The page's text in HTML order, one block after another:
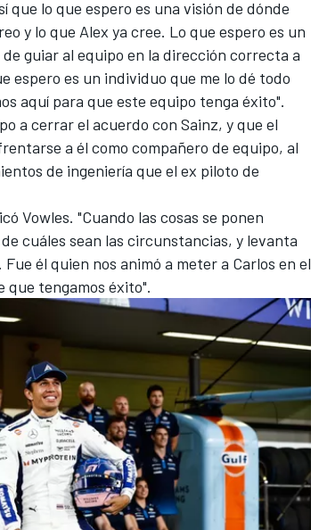
que lo que espero es una visión de dónde
y lo que Alex ya cree. Lo que espero es un
guiar al equipo en la dirección correcta a
espero es un individuo que me lo dé todo
aquí para que este equipo tenga éxito".
a cerrar el acuerdo con Sainz, y que el
a él como compañero de equipo, al
de ingeniería que el ex piloto de
Vowles. "Cuando las cosas se ponen
cuáles sean las circunstancias, y levanta
él quien nos animó a meter a Carlos en el
que tengamos éxito".